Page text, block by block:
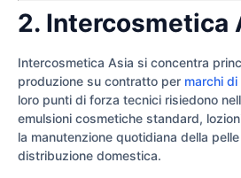
2. Intercosmetica
Intercosmetica Asia si concentra
produzione su contratto per marchi
loro punti di forza tecnici risiedono
emulsioni cosmetiche standard,
la manutenzione quotidiana della
distribuzione domestica.